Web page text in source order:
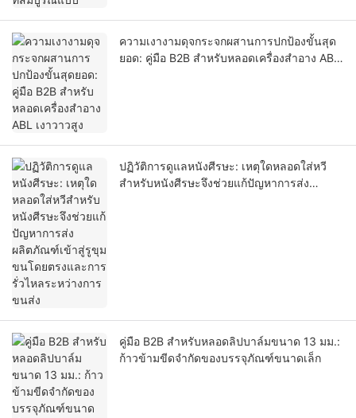
ความเงางามดุจกระจกผสานการปกป้องขั้นสุด
ยอด: คู่มือ B2B สำหรับหลอดเครื่องสำอาง ABL
ปฏิวัติการดูแลหนังศีรษะ: เหตุใดหลอดใส่หวี
สำหรับหนังศีรษะจึงช่วยแก้ปัญหาการส่ง
คู่มือ B2B สำหรับหลอดลิปบาล์มขนาด 13 มม.:
ก้าวข้ามขีดจำกัดของบรรจุภัณฑ์ขนาดเล็ก